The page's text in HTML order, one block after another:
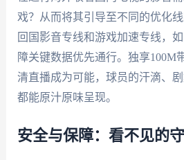
戏？从而将其引导至不同的优化
回国影音专线和游戏加速专线，
障关键数据优先通行。独享100M
清直播成为可能，球员的汗滴、剧
都能原汁原味呈现。
安全与保障：看不见的